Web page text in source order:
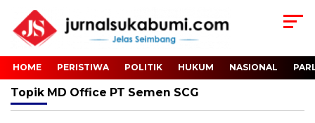
HOME PERISTIWA POLITIK HUKUM NASIONAL
Topik MD Office PT Semen SCG